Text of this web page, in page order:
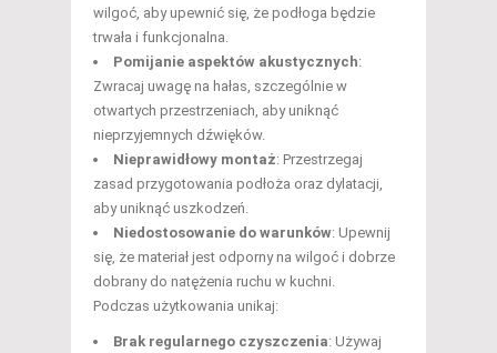
wilgoć, aby upewnić się, że podłoga będzie
trwała i funkcjonalna.
Pomijanie aspektów akustycznych:
Zwracaj uwagę na hałas, szczególnie w
otwartych przestrzeniach, aby uniknąć
nieprzyjemnych dźwięków.
Nieprawidłowy montaż: Przestrzegaj
zasad przygotowania podłoża oraz dylatacji,
aby uniknąć uszkodzeń.
Niedostosowanie do warunków: Upewnij
się, że materiał jest odporny na wilgoć i dobrze
dobrany do natężenia ruchu w kuchni.
Podczas użytkowania unikaj:
Brak regularnego czyszczenia: Używaj